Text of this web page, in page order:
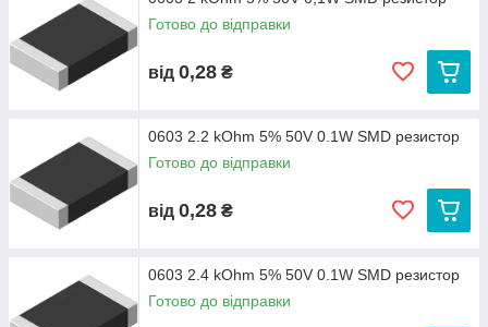
Готово до відправки
від 0,28 ₴
0603 2.2 kOhm 5% 50V 0.1W SMD резистор
Готово до відправки
від 0,28 ₴
0603 2.4 kOhm 5% 50V 0.1W SMD резистор
Готово до відправки